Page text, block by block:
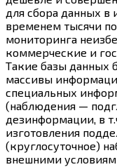
для сбора данных в
временем тысячи
мониторинга
коммерческие и
Такие базы данных
массивы
специальных
(наблюдения —
дезинформации, в
изготовления
(круглосуточное)
внешними